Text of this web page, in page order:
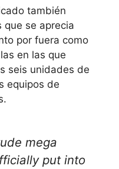
también
que se aprecia
por fuera como
en las que
seis unidades de
equipos de
mega
put into